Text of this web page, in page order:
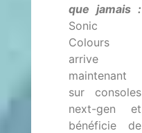
que jamais :
Sonic
Colours
arrive
maintenant
sur consoles
next-gen et
bénéficie de